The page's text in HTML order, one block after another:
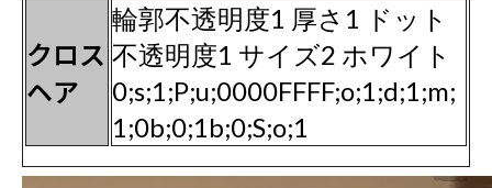
クロス
ヘア
輪郭不透明度1 厚さ1 ドット
不透明度1 サイズ2 ホワイト
0;s;1;P;u;0000FFFF;o;1;d;1;m;
1;0b;0;1b;0;S;o;1